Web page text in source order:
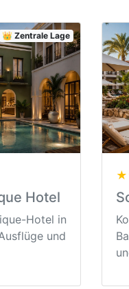
👑 Zentrale Lage
Hotel
Hotel in
und